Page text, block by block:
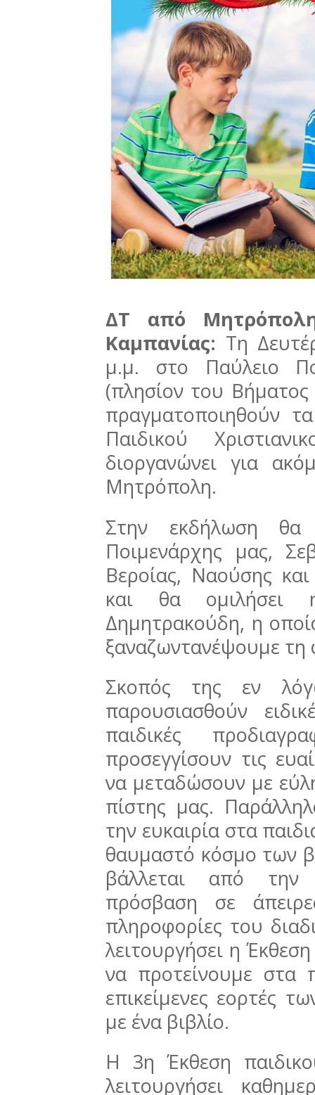
ΔΤ από
Καμπανίας: Τη
μ.μ. στο Παύλειο
(πλησίον του
πραγματοποιηθούν
Παιδικού
διοργανώνει για
Μητρόπολη.
Στην εκδήλωση θα
Ποιμενάρχης μας,
Βεροίας, Ναούσης
και θα ομιλήσει
Δημητρακούδη, η
ξαναζωντανέψουμε τη
Σκοπός της εν
παρουσιασθούν
παιδικές
προσεγγίσουν τις
να μεταδώσουν με
πίστης μας.
την ευκαιρία στα
θαυμαστό κόσμο των
βάλλεται από την
πρόσβαση σε
πληροφορίες του
λειτουργήσει η
να προτείνουμε στα
επικείμενες εορτές
με ένα βιβλίο.
Η 3η Έκθεση
λειτουργήσει